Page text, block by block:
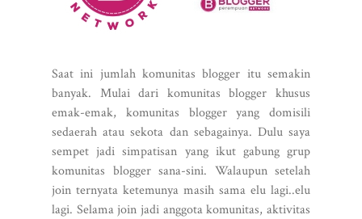
Saat ini jumlah komunitas blogger itu semakin
banyak. Mulai dari komunitas blogger khusus
emak-emak, komunitas blogger yang domisili
sedaerah atau sekota dan sebagainya. Dulu saya
sempet jadi simpatisan yang ikut gabung grup
komunitas blogger sana-sini. Walaupun setelah
join ternyata ketemunya masih sama elu lagi..elu
lagi. Selama join jadi anggota komunitas, aktivitas